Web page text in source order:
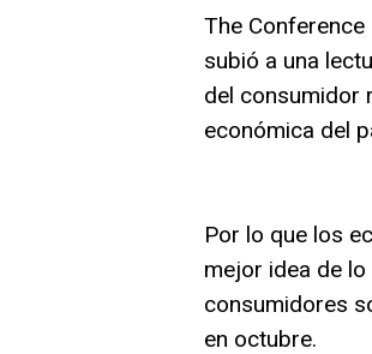
The
subió a una
del consumidor
económica del
Por lo que los
mejor idea de
consumidores
en octubre.